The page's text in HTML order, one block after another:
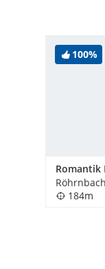
100%
Romantik
184m